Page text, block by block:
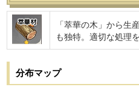
萃華材
「萃華の木」から生
も独特。適切な処理
分布マップ